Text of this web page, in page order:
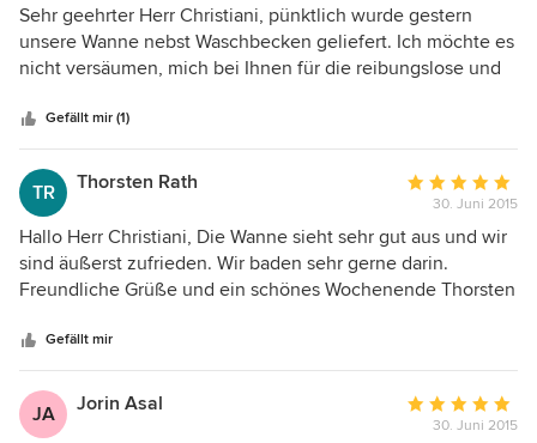
5
von
5
Sehr geehrter Herr Christiani, pünktlich wurde gestern
unsere Wanne nebst Waschbecken geliefert. Ich möchte es
nicht versäumen, mich bei Ihnen für die reibungslose und
Wir werden Sie stets weiterempfehlen! Nochmals vielen
Dank und weiterhin viel Erfolg. Mit besten Grüßen Roland
Heese
Gefällt mir (1)
TR Thorsten Rath
Bewertung:
5
von
5
30. Juni 2015
Hallo Herr Christiani, Die Wanne sieht sehr gut aus und wir
sind äußerst zufrieden. Wir baden sehr gerne darin.
Freundliche Grüße und ein schönes Wochenende Thorsten
Gefällt mir
JA Jorin Asal
Bewertung:
30. Juni 2015